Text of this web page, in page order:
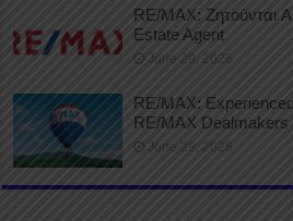
RE/MAX: Ζητούνται
Estate Agent
June 29, 2026
RE/MAX:
RE/MAX Dealmakers
June 29, 2026